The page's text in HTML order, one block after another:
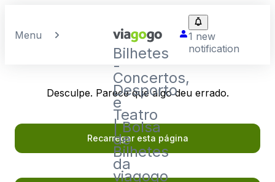
Menu
Bilhetes
-
Concertos,
Desporto
e
Teatro
| Bolsa
de
Bilhetes
da
viagogo
1 new
notification
Desculpe. Parece que algo deu errado.
Recarregar esta página